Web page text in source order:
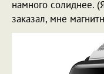
намного солиднее.
заказал, мне